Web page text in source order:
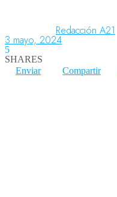
Aeropuertos
Redacción A21
3 mayo, 2024
5
SHARES
Enviar
Compartir